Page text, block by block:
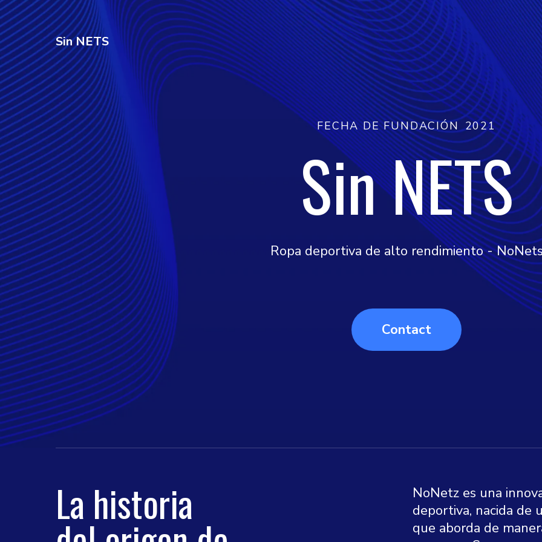
Sin NETS
FECHA DE FUNDACIÓN 2021
Sin NETS
Ropa deportiva de alto rendimiento -
Contact
La historia
NoNetz es una
deportiva, nacida de
que aborda de